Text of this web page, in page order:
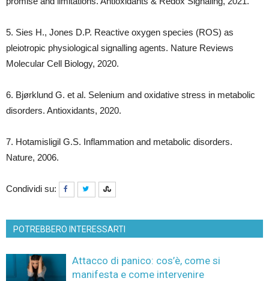
5. Sies H., Jones D.P. Reactive oxygen species (ROS) as
pleiotropic physiological signalling agents. Nature Reviews
Molecular Cell Biology, 2020.
6. Bjørklund G. et al. Selenium and oxidative stress in metabolic
disorders. Antioxidants, 2020.
7. Hotamisligil G.S. Inflammation and metabolic disorders.
Nature, 2006.
Condividi su:
POTREBBERO INTERESSARTI
Attacco di panico: cos’è, come si
manifesta e come intervenire